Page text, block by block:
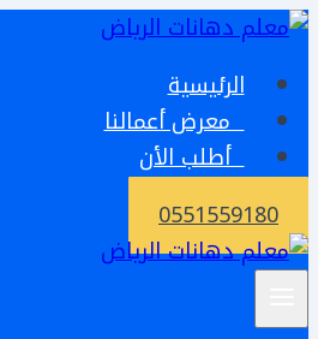
التجاوز
المحتوىالرئيسية
معرض أعمالنا
أطلب الأن
0551559180